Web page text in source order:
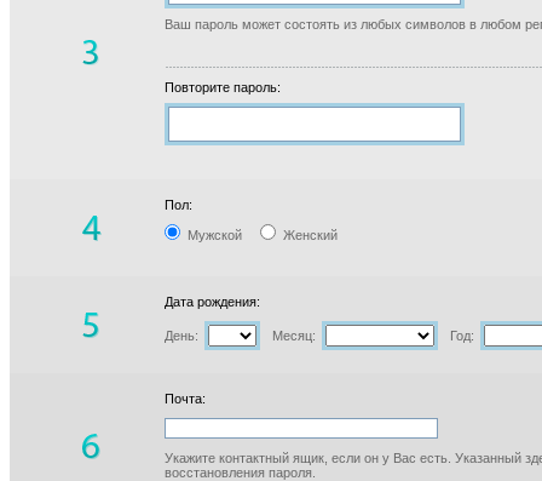
Ваш пароль может состоять из любых символов в любом
Повторите пароль:
Пол:
Мужской Женский
Дата рождения:
День: Месяц: Год:
Почта:
Укажите контактный ящик, если он у Вас есть. Указанный
восстановления пароля.